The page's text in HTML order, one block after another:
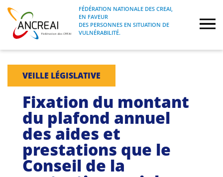
Skip
content
ANCREAI
FÉDÉRATION NATIONALE DES CREAI, EN
FAVEUR DES PERSONNES EN SITUATION
FÉDÉRATION NATIONALE DES CREAI,
EN FAVEUR
DES PERSONNES EN SITUATION DE
VULNÉRABILITÉ.
À propos
Journées nationales
Formations
Projets Fédéraux
VEILLE LÉGISLATIVE
Fixation du montant
du plafond annuel
des aides et
prestations que le
Conseil de la